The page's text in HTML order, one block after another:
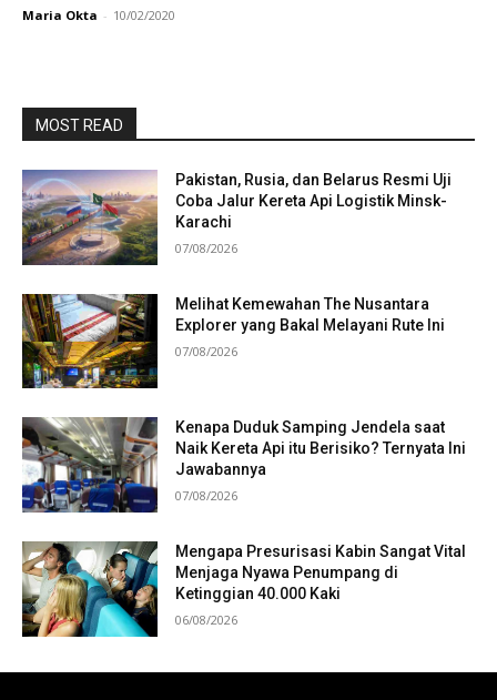
Maria Okta - 10/02/2020
MOST READ
Pakistan, Rusia, dan Belarus Resmi Uji
Coba Jalur Kereta Api Logistik Minsk-
Karachi
07/08/2026
Melihat Kemewahan The Nusantara
Explorer yang Bakal Melayani Rute Ini
07/08/2026
Kenapa Duduk Samping Jendela saat
Naik Kereta Api itu Berisiko? Ternyata Ini
Jawabannya
07/08/2026
Mengapa Presurisasi Kabin Sangat Vital
Menjaga Nyawa Penumpang di
Ketinggian 40.000 Kaki
06/08/2026